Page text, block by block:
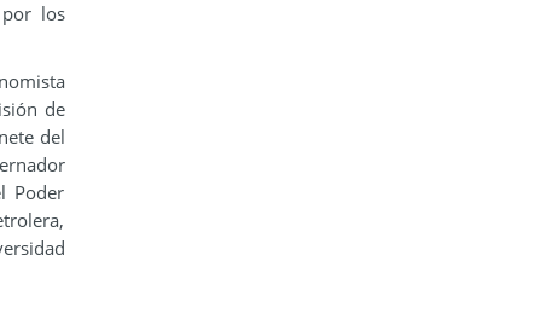
los
de
del
Poder